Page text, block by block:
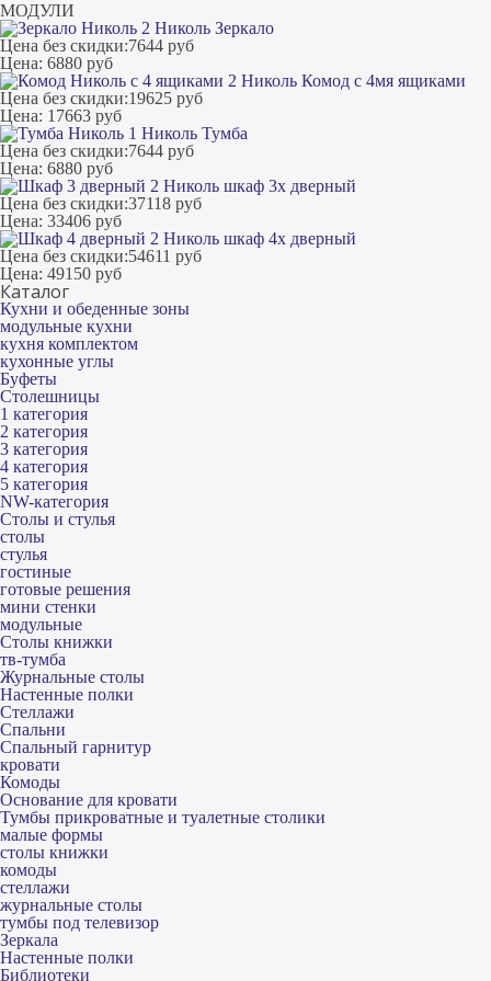
МОДУЛИ
Николь Зеркало
Цена без скидки:7644 руб
Цена: 6880 руб
Николь Комод с 4мя ящиками
Цена без скидки:19625 руб
Цена: 17663 руб
Николь Тумба
Цена без скидки:7644 руб
Цена: 6880 руб
Николь шкаф 3х дверный
Цена без скидки:37118 руб
Цена: 33406 руб
Николь шкаф 4х дверный
Цена без скидки:54611 руб
Цена: 49150 руб
Каталог
Кухни и обеденные зоны
модульные кухни
кухня комплектом
кухонные углы
Буфеты
Столешницы
1 категория
2 категория
3 категория
4 категория
5 категория
NW-категория
Столы и стулья
столы
стулья
гостиные
готовые решения
мини стенки
модульные
Столы книжки
тв-тумба
Журнальные столы
Настенные полки
Стеллажи
Спальни
Спальный гарнитур
кровати
Комоды
Основание для кровати
Тумбы прикроватные и туалетные столики
малые формы
столы книжки
комоды
стеллажи
журнальные столы
тумбы под телевизор
Зеркала
Настенные полки
Библиотеки